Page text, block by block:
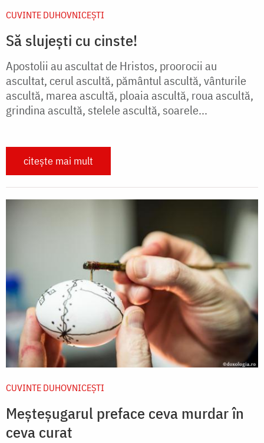
CUVINTE DUHOVNICEȘTI
Să slujeşti cu cinste!
Apostolii au ascultat de Hristos, proorocii au
ascultat, cerul ascultă, pământul ascultă, vânturile
ascultă, marea ascultă, ploaia ascultă, roua ascultă,
grindina ascultă, stelele ascultă, soarele...
citește mai mult
CUVINTE DUHOVNICEȘTI
Meşteşugarul preface ceva murdar în
ceva curat